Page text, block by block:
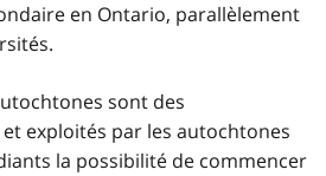
en Ontario, parallèlement
sont des
exploités par les autochtones
la possibilité de commencer